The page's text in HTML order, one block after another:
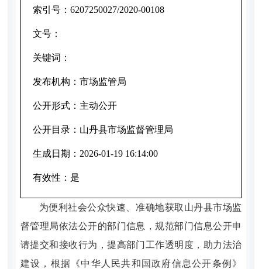
索引号： 6207250027/2020-00108
文号：
关键词：
发布机构： 市场监管局
公开形式： 主动公开
公开目录： 山丹县市场监督管理局
生成日期： 2026-01-19 16:14:00
有效性： 是
为便利社会公众快速、准确地获取山丹县市场监
督管理局依法公开的部门信息，规范部门信息公开申
请提交和接收行为，提高部门工作透明度，助力法治
建设，根据《中华人民共和国政府信息公开条例》